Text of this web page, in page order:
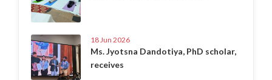
18 Jun 2026
Ms. Jyotsna Dandotiya, PhD scholar,
receives